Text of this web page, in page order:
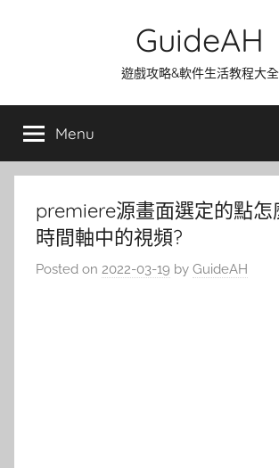
GuideAH
遊戲攻略&軟件生活教程大全
Menu
premiere源畫面選定的點怎
時間軸中的視頻?
Posted on 2022-03-19 by GuideAH